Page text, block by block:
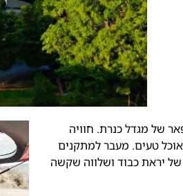
של מגדל כנרת. חוויה
טעים. מעבר למתקנים
יראת כבוד ושלווה שקשה